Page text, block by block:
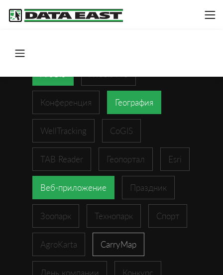
Конференция География
WellTracking CoGIS
TAB Reader Геопортал Esri
Веб-приложение Праздник
Зоопарк Технопарк Спорт
AgroKarta CarryMap
День компании Конкурс